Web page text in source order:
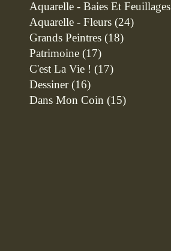
Aquarelle - Baies Et Feuillages
Aquarelle - Fleurs (24)
Grands Peintres (18)
Patrimoine (17)
C'est La Vie ! (17)
Dessiner(16)
Dans Mon Coin (15)